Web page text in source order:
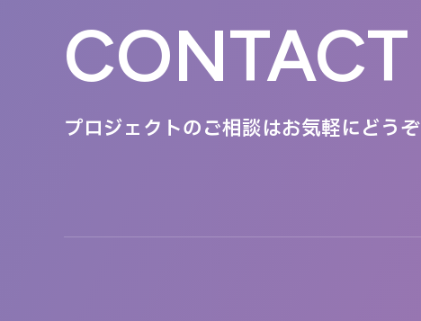
CONTACT
プロジェクトのご相談はお気軽にどうぞ